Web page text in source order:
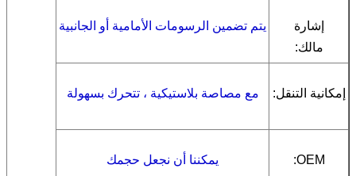
إشارة
مالك:
يتم تضمين الرسومات الأمامية أو الجانبية
إمكانية التنقل: مع مصاصة بلاستيكية ، تتحرك بسهولة
OEM: يمكننا أن نجعل حجمك